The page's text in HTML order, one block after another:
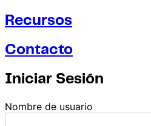
Recursos
Contacto
Iniciar Sesión
Nombre de usuario